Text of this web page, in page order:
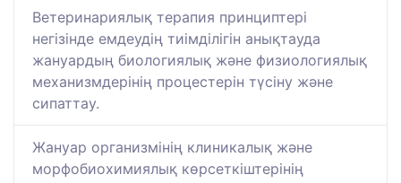
Ветеринариялық терапия принциптері
негізінде емдеудің тиімділігін анықтауда
жануардың биологиялық және физиологиялық
механизмдерінің процестерін түсіну және
сипаттау.
Жануар организмінің клиникалық және
морфобиохимиялық көрсеткіштерінің